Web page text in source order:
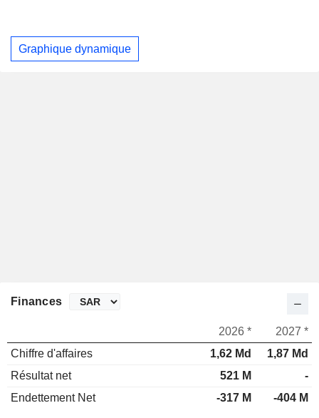
Graphique dynamique
Finances
2026 *
2027 *
Chiffre d'affaires
1,62 Md
1,87 Md
Résultat net
521 M
-
Endettement Net
-317 M -404 M